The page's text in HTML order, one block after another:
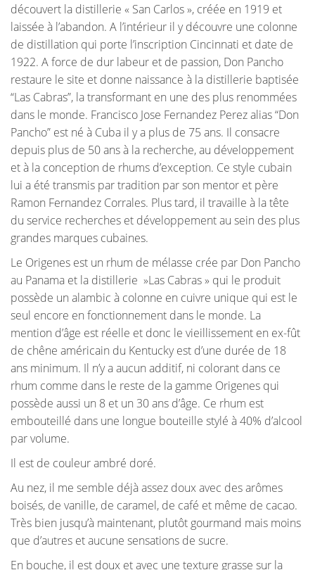
découvert la distillerie « San Carlos », créée en 1919 et
laissée à l’abandon. A l’intérieur il y découvre une colonne
de distillation qui porte l’inscription Cincinnati et date de
1922. A force de dur labeur et de passion, Don Pancho
restaure le site et donne naissance à la distillerie baptisée
“Las Cabras”, la transformant en une des plus renommées
dans le monde. Francisco Jose Fernandez Perez alias “Don
Pancho” est né à Cuba il y a plus de 75 ans. Il consacre
depuis plus de 50 ans à la recherche, au développement
et à la conception de rhums d’exception. Ce style cubain
lui a été transmis par tradition par son mentor et père
Ramon Fernandez Corrales. Plus tard, il travaille à la tête
du service recherches et développement au sein des plus
grandes marques cubaines.
Le Origenes est un rhum de mélasse crée par Don Pancho
au Panama et la distillerie »Las Cabras » qui le produit
possède un alambic à colonne en cuivre unique qui est le
seul encore en fonctionnement dans le monde. La
mention d’âge est réelle et donc le vieillissement en ex-fût
de chêne américain du Kentucky est d’une durée de 18
ans minimum. Il n’y a aucun additif, ni colorant dans ce
rhum comme dans le reste de la gamme Origenes qui
possède aussi un 8 et un 30 ans d’âge. Ce rhum est
embouteillé dans une longue bouteille stylé à 40% d’alcool
par volume.
Il est de couleur ambré doré.
Au nez, il me semble déjà assez doux avec des arômes
boisés, de vanille, de caramel, de café et même de cacao.
Très bien jusqu’à maintenant, plutôt gourmand mais moins
que d’autres et aucune sensations de sucre.
En bouche, il est doux et avec une texture grasse sur la